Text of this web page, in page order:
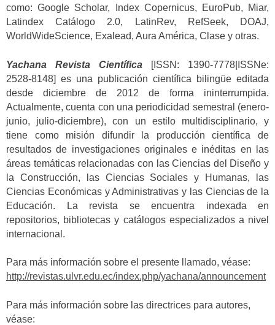
como: Google Scholar, Index Copernicus, EuroPub, Miar,
Latindex Catálogo 2.0, LatinRev, RefSeek, DOAJ,
WorldWideScience, Exalead, Aura América, Clase y otras.
Yachana Revista Científica [ISSN: 1390-7778|ISSNe:
2528-8148] es una publicación científica bilingüe editada
desde diciembre de 2012 de forma ininterrumpida.
Actualmente, cuenta con una periodicidad semestral (enero-
junio, julio-diciembre), con un estilo multidisciplinario, y
tiene como misión difundir la producción científica de
resultados de investigaciones originales e inéditas en las
áreas temáticas relacionadas con las Ciencias del Diseño y
la Construcción, las Ciencias Sociales y Humanas, las
Ciencias Económicas y Administrativas y las Ciencias de la
Educación. La revista se encuentra indexada en
repositorios, bibliotecas y catálogos especializados a nivel
internacional.
Para más información sobre el presente llamado, véase:
http://revistas.ulvr.edu.ec/index.php/yachana/announcement
Para más información sobre las directrices para autores,
véase: